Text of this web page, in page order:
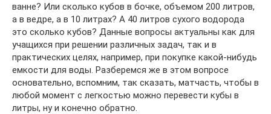
ванне? Или сколько кубов в бочке, объемом 200 литров,
а в ведре, а в 10 литрах? А 40 литров сухого водорода
это сколько кубов? Данные вопросы актуальны как для
учащихся при решении различных задач, так и в
практических целях, например, при покупке какой-нибудь
емкости для воды. Разберемся же в этом вопросе
основательно, вспомним, так сказать, матчасть, чтобы в
любой момент с легкостью можно перевести кубы в
литры, ну и конечно обратно.